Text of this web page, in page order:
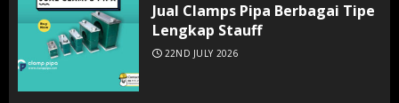
Jual Clamps Pipa Berbagai Tipe
Lengkap Stauff
22ND JULY 2026